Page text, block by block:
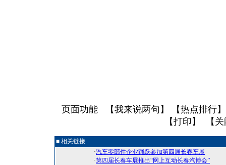
页面功能 【我来说两句 】 【热点排行
【打印 】 【 关
■ 相关链接
·汽车零部件企业踊跃参加第四届长春车展
·第四届长春车展推出“网上互动长春汽博会”